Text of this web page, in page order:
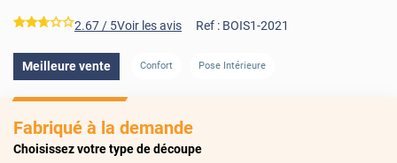
*****2.67 / 5Voir les avis Ref : BOIS1-2021
Meilleure vente Confort Pose Intérieure
Fabriqué à la demande
Choisissez votre type de découpe